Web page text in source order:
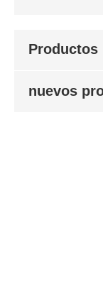
Productos
nuevos